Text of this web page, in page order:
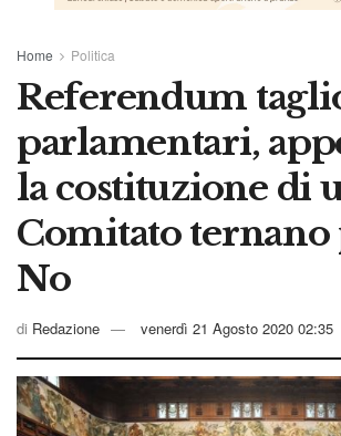
Home Politica
Referendum
parlamentari,
la costituzione di
Comitato ternano
No
di Redazione venerdì 21 Agosto 2020 02:35